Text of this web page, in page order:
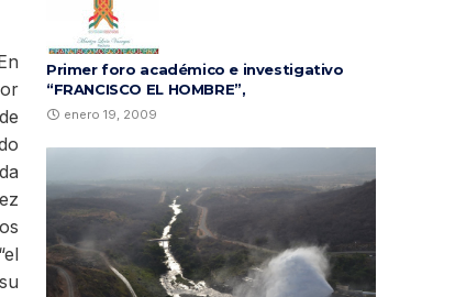
Primer foro académico e investigativo
“FRANCISCO EL HOMBRE”,
enero 19, 2009